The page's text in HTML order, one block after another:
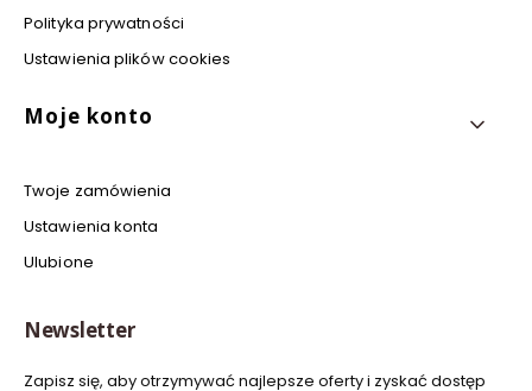
Polityka prywatności
Ustawienia plików cookies
Moje konto
Twoje zamówienia
Ustawienia konta
Ulubione
Newsletter
Zapisz się, aby otrzymywać najlepsze oferty i zyskać dostęp